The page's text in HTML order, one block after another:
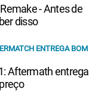
- Antes de
disso
ENTREGA BOM
Aftermath entrega